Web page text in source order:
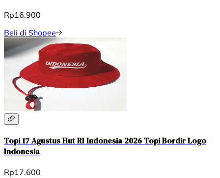
Rp16.900
Beli di Shopee
Topi 17 Agustus Hut RI Indonesia 2026 Topi Bordir Logo
Indonesia
Rp17.600